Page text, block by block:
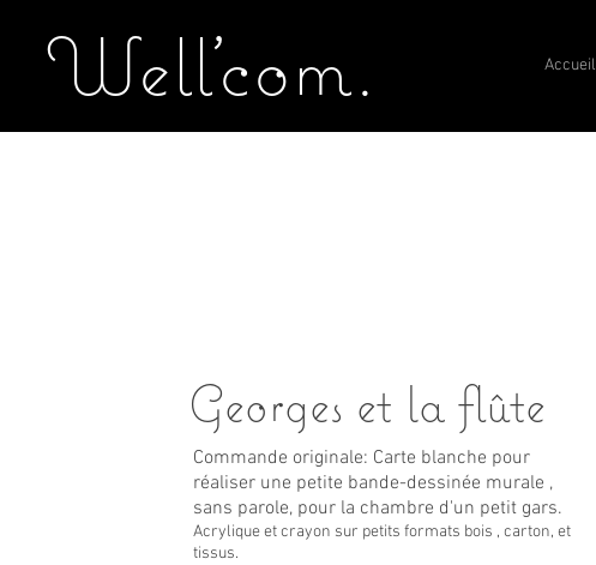
Well'com. Accueil
Georges et la flûte
Commande originale: Carte blanche pour
réaliser une petite bande-dessinée murale ,
sans parole, pour la chambre d'un petit gars.
Acrylique et crayon sur petits formats bois , carton, et
tissus.